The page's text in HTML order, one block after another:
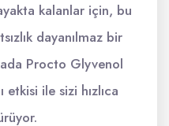
kalanlar için, bu
dayanılmaz bir
Procto Glyvenol
ile sizi hızlıca